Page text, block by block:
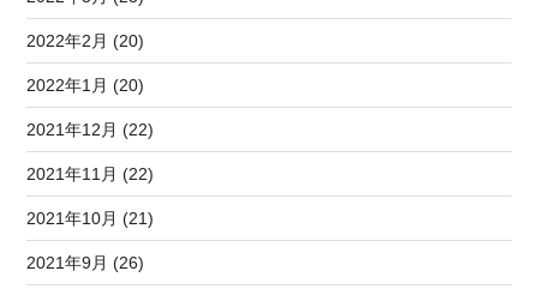
2022年2月 (20)
2022年1月 (20)
2021年12月 (22)
2021年11月 (22)
2021年10月 (21)
2021年9月 (26)